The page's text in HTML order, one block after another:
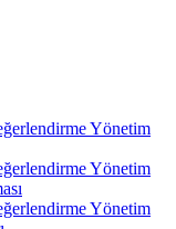
Yönetim
Yönetim
Yönetim